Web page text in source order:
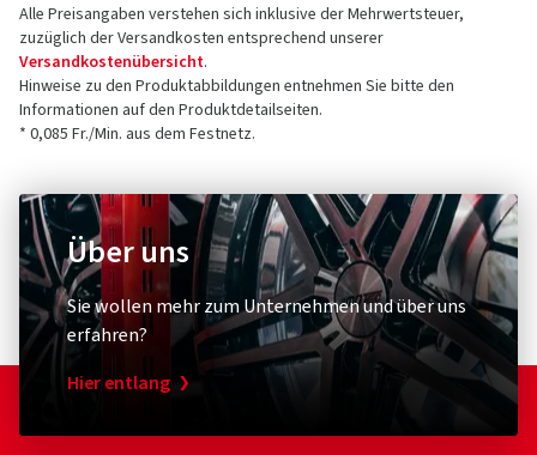
Alle Preisangaben verstehen sich inklusive der Mehrwertsteuer,
zuzüglich der Versandkosten entsprechend unserer
Versandkostenübersicht.
Hinweise zu den Produktabbildungen entnehmen Sie bitte den
Informationen auf den Produktdetailseiten.
* 0,085 Fr./Min. aus dem Festnetz.
Über uns
Sie wollen mehr zum Unternehmen und über uns
erfahren?
Hier entlang